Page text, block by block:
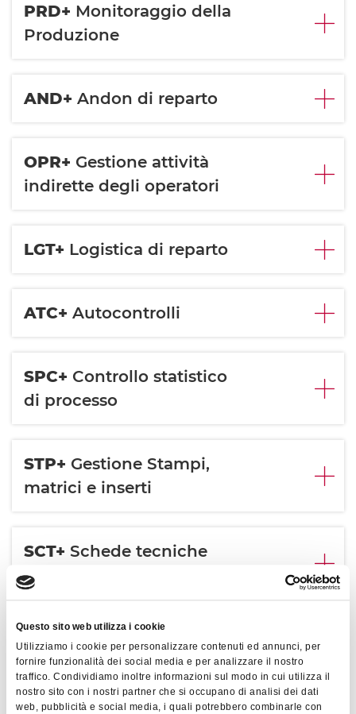
Questo sito web utilizza i cookie
Utilizziamo i cookie per personalizzare contenuti ed annunci, per
fornire funzionalità dei social media e per analizzare il nostro
traffico. Condividiamo inoltre informazioni sul modo in cui utilizza il
nostro sito con i nostri partner che si occupano di analisi dei dati
web, pubblicità e social media, i quali potrebbero combinarle con
PRD+ Monitoraggio della
Produzione
AND+ Andon di reparto
OPR+ Gestione attività
indirette degli operatori
LGT+ Logistica di reparto
ATC+ Autocontrolli
SPC+ Controllo statistico
di processo
STP+ Gestione Stampi,
matrici e inserti
SCT+ Schede tecniche
(Ricette)
CNS+ Consumi energetici
APP+Acquisizione